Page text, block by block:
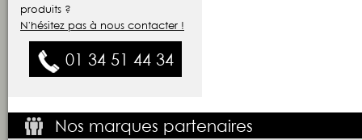
produits ?
N'hésitez pas à nous contacter !
01 34 51 44 34
Nos marques partenaires